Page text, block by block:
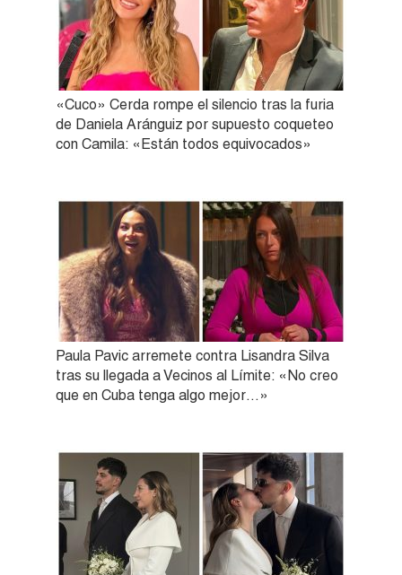
«Cuco» Cerda rompe el silencio tras la furia
de Daniela Aránguiz por supuesto coqueteo
con Camila: «Están todos equivocados»
Paula Pavic arremete contra Lisandra Silva
tras su llegada a Vecinos al Límite: «No creo
que en Cuba tenga algo mejor…»